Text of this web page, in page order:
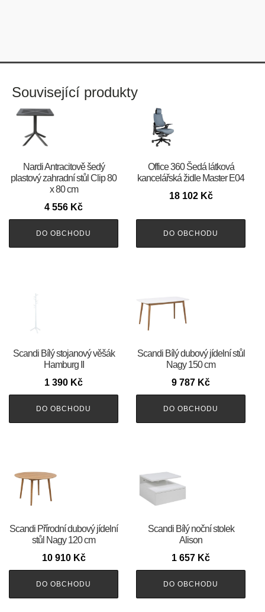
Související produkty
Nardi Antracitově šedý
plastový zahradní stůl Clip 80
x 80 cm
4 556 Kč
DO OBCHODU
Office 360 Šedá látková
kancelářská židle Master E04
18 102 Kč
DO OBCHODU
Scandi Bílý stojanový věšák
Hamburg II
1 390 Kč
DO OBCHODU
Scandi Bílý dubový jídelní stůl
Nagy 150 cm
9 787 Kč
DO OBCHODU
Scandi Přírodní dubový jídelní
stůl Nagy 120 cm
10 910 Kč
DO OBCHODU
Scandi Bílý noční stolek
Alison
1 657 Kč
DO OBCHODU